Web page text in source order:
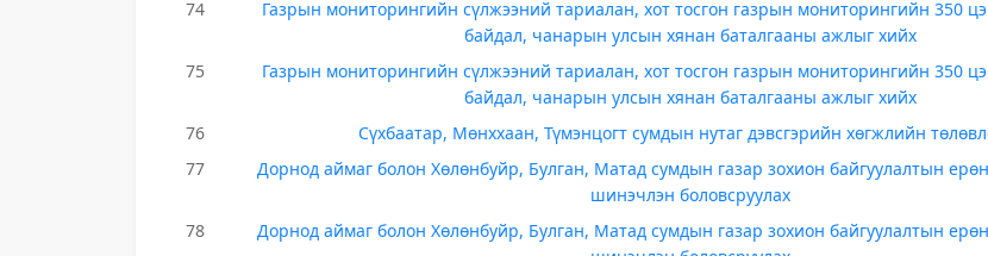
74
Газрын мониторингийн сүлжээний тариалан, хот тосгон газрын мониторингийн 350
байдал, чанарын улсын хянан баталгааны ажлыг хийх
75
Газрын мониторингийн сүлжээний тариалан, хот тосгон газрын мониторингийн 350
байдал, чанарын улсын хянан баталгааны ажлыг хийх
76 Сүхбаатар, Мөнххаан, Түмэнцогт сумдын нутаг дэвсгэрийн хөгжлийн
77
Дорнод аймаг болон Хөлөнбуйр, Булган, Матад сумдын газар зохион байгуулалтын
шинэчлэн боловсруулах
78
Дорнод аймаг болон Хөлөнбуйр, Булган, Матад сумдын газар зохион байгуулалтын